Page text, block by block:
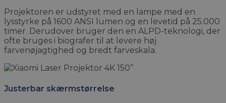
Projektoren er udstyret med en lampe med en
lysstyrke på 1600 ANSI lumen og en levetid på 25.000
timer. Derudover bruger den en ALPD-teknologi, der
ofte bruges i biografer til at levere høj
farvenøjagtighed og bredt farveskala.
Justerbar skærmstørrelse